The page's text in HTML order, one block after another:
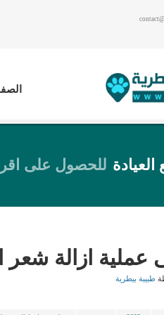
للحصول على
عملية ازالة شعر
طبيبة بيطرية